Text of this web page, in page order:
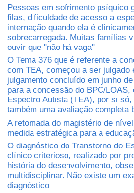
Pessoas em sofrimento psíquico
filas, dificuldade de acesso a
internação quando ela é
sobrecarregada. Muitas famílias
ouvir que "não há vaga"
O Tema 376 que é referente a
com TEA, começou a ser julgado
julgamento concluído em junho
para a concessão do BPC/
Espectro Autista (TEA), por si
também uma avaliação completa
A retomada do magistério de
medida estratégica para a
O diagnóstico do Transtorno do
clínico criterioso, realizado por
história do desenvolvimento,
multidisciplinar. Não existe um
diagnóstico